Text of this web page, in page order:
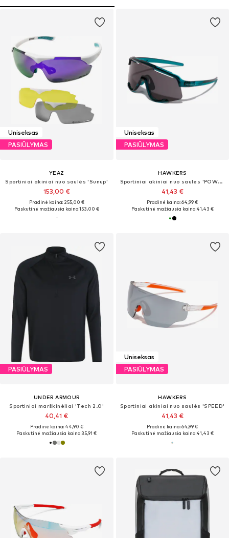
Uniseksas
PASIŪLYMAS
YEAZ
Sportiniai akiniai nuo saulės 'Sunup'
153,00 €
Pradinė kaina: 255,00 €
Paskutinė mažiausia kaina:153,00 €
Uniseksas
PASIŪLYMAS
HAWKERS
Sportiniai akiniai nuo saulės 'POWER'
41,43 €
Pradinė kaina: 64,99 €
Paskutinė mažiausia kaina:41,43 €
PASIŪLYMAS
UNDER ARMOUR
Sportiniai marškinėliai 'Tech 2.0'
40,41 €
Pradinė kaina: 44,90 €
Paskutinė mažiausia kaina:35,91 €
Uniseksas
PASIŪLYMAS
HAWKERS
Sportiniai akiniai nuo saulės 'SPEED'
41,43 €
Pradinė kaina: 64,99 €
Paskutinė mažiausia kaina:41,43 €